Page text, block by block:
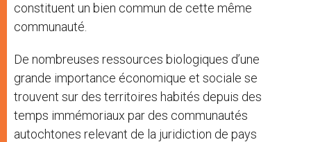
constituent un bien commun de cette même
communauté.
De nombreuses ressources biologiques d’une
grande importance économique et sociale se
trouvent sur des territoires habités depuis des
temps immémoriaux par des communautés
autochtones relevant de la juridiction de pays